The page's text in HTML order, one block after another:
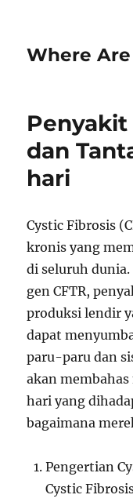
Where
Penyakit
dan
hari
Cystic Fibrosis
kronis yang
di seluruh
gen CFTR,
produksi lendir
dapat
paru-paru dan
akan
hari yang
bagaimana
Pengertian
Cystic